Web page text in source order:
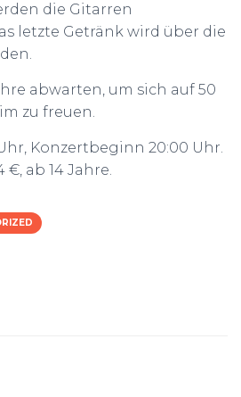
die Gitarren
letzte Getränk wird über die
abwarten, um sich auf 50
zu freuen.
Konzertbeginn 20:00 Uhr.
ab 14 Jahre.